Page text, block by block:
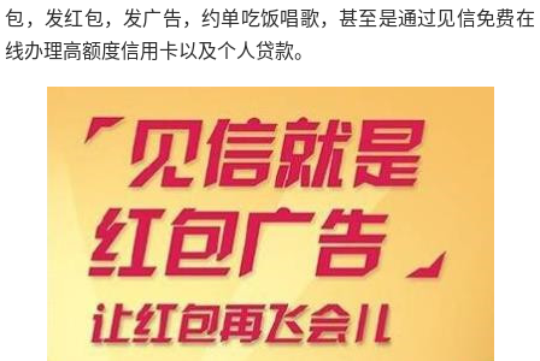
包，发红包，发广告，约单吃饭唱歌，甚至是通过见信免费在
线办理高额度信用卡以及个人贷款。